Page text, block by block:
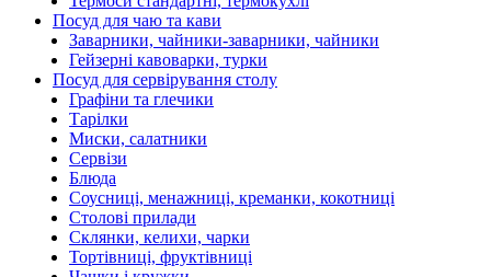
Посуд для чаю та кави
Заварники, чайники-заварники, чайники
Гейзерні кавоварки, турки
Посуд для сервірування столу
Графіни та глечики
Тарілки
Миски, салатники
Сервізи
Блюда
Соусниці, менажниці, креманки, кокотниці
Столові прилади
Склянки, келихи, чарки
Тортівниці, фруктівниці